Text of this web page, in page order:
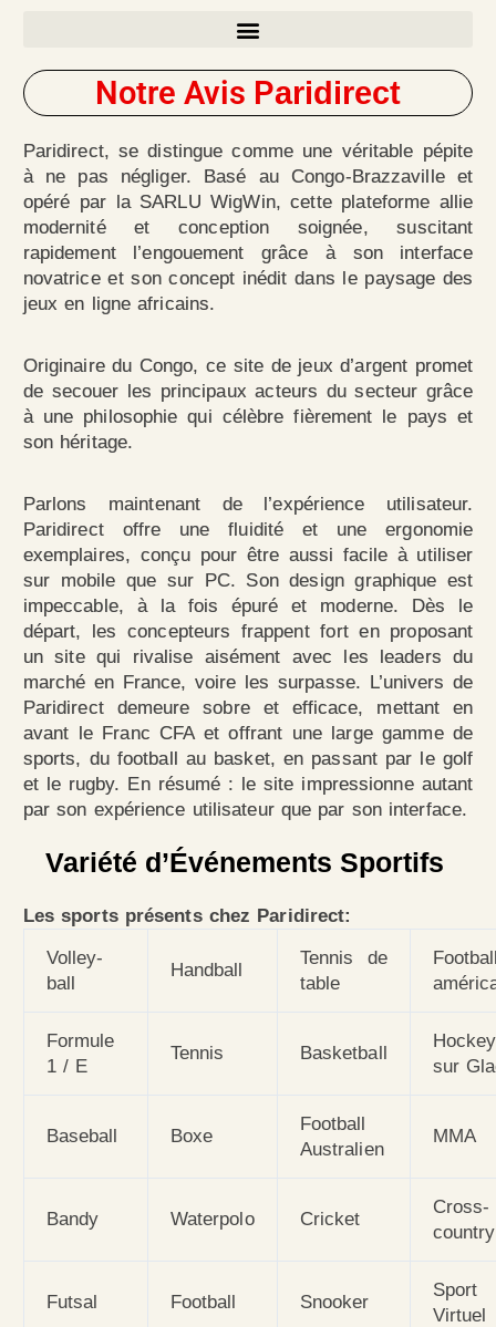
contenu
Notre Avis Paridirect
Paridirect, se distingue comme une véritable pépite
à ne pas négliger. Basé au Congo-Brazzaville et
opéré par la SARLU WigWin, cette plateforme allie
modernité et conception soignée, suscitant
rapidement l’engouement grâce à son interface
novatrice et son concept inédit dans le paysage des
jeux en ligne africains.
Originaire du Congo, ce site de jeux d’argent promet
de secouer les principaux acteurs du secteur grâce
à une philosophie qui célèbre fièrement le pays et
son héritage.
Parlons maintenant de l’expérience utilisateur.
Paridirect offre une fluidité et une ergonomie
exemplaires, conçu pour être aussi facile à utiliser
sur mobile que sur PC. Son design graphique est
impeccable, à la fois épuré et moderne. Dès le
départ, les concepteurs frappent fort en proposant
un site qui rivalise aisément avec les leaders du
marché en France, voire les surpasse. L’univers de
Paridirect demeure sobre et efficace, mettant en
avant le Franc CFA et offrant une large gamme de
sports, du football au basket, en passant par le golf
et le rugby. En résumé : le site impressionne autant
par son expérience utilisateur que par son interface.
Variété d’Événements Sportifs
Les sports présents chez Paridirect:
Volley-
ball
Handball
Tennis de
table
Formule
1 / E
Tennis Basketball
Hockey
sur
Baseball Boxe
Football
Australien
MMA
Bandy Waterpolo Cricket
Cross-
country
Futsal Football Snooker
Sport
Virtuel